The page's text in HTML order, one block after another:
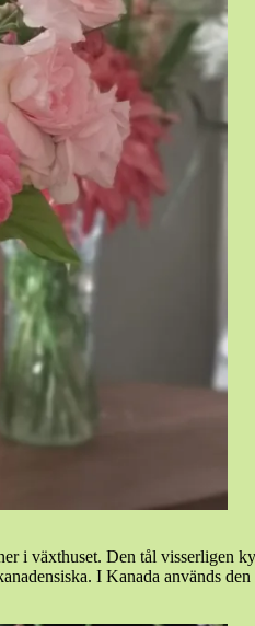
i växthuset. Den tål visserligen
I Kanada används